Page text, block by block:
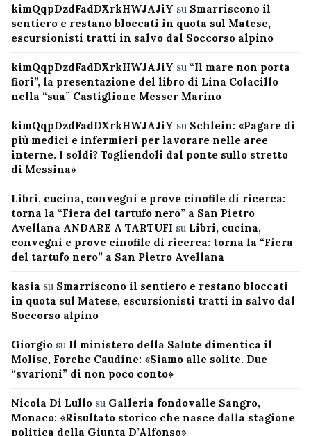
kimQqpDzdFadDXrkHWJAJiY su Smarriscono il
sentiero e restano bloccati in quota sul Matese,
escursionisti tratti in salvo dal Soccorso alpino
kimQqpDzdFadDXrkHWJAJiY su “Il mare non porta
fiori”, la presentazione del libro di Lina Colacillo
nella “sua” Castiglione Messer Marino
kimQqpDzdFadDXrkHWJAJiY su Schlein: «Pagare di
più medici e infermieri per lavorare nelle aree
interne. I soldi? Togliendoli dal ponte sullo stretto
di Messina»
Libri, cucina, convegni e prove cinofile di ricerca:
torna la “Fiera del tartufo nero” a San Pietro
Avellana ANDARE A TARTUFI su Libri, cucina,
convegni e prove cinofile di ricerca: torna la “Fiera
del tartufo nero” a San Pietro Avellana
kasia su Smarriscono il sentiero e restano bloccati
in quota sul Matese, escursionisti tratti in salvo dal
Soccorso alpino
Giorgio su Il ministero della Salute dimentica il
Molise, Forche Caudine: «Siamo alle solite. Due
“svarioni” di non poco conto»
Nicola Di Lullo su Galleria fondovalle Sangro,
Monaco: «Risultato storico che nasce dalla stagione
politica della Giunta D’Alfonso»